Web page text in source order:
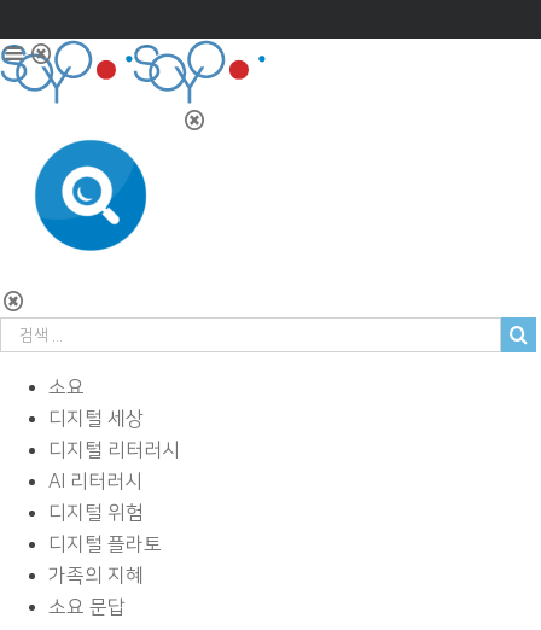
소요
디지털 세상
디지털 리터러시
AI 리터러시
디지털 위험
디지털 플라토
가족의 지혜
소요 문답